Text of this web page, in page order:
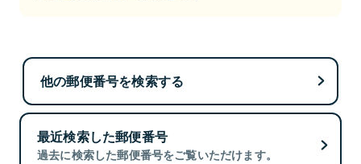
他の郵便番号を検索する
最近検索した郵便番号
過去に検索した郵便番号をご覧いただけます。